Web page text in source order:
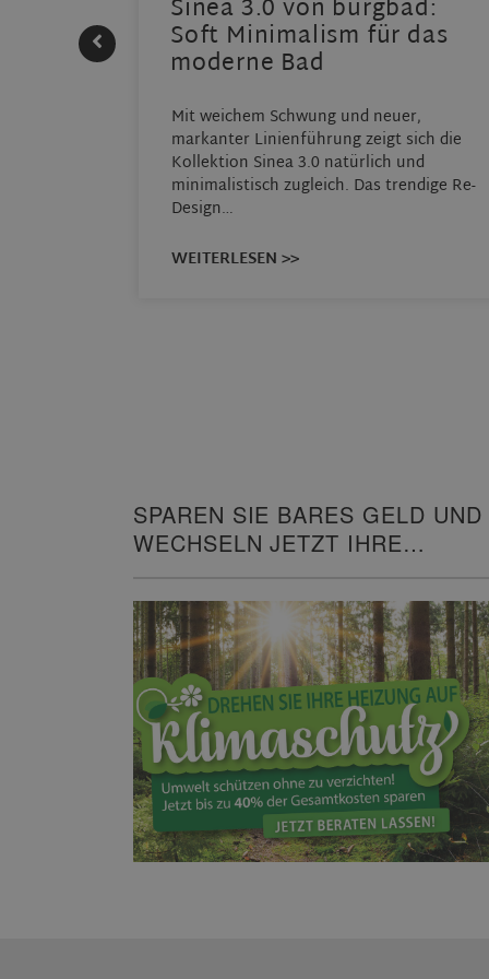
Sinea 3.0 von burgbad:
Soft Minimalism für das
moderne Bad
Mit weichem Schwung und neuer,
markanter Linienführung zeigt sich die
Kollektion Sinea 3.0 natürlich und
minimalistisch zugleich. Das trendige Re-
Design…
WEITERLESEN >>
SPAREN SIE BARES GELD UND
WECHSELN JETZT IHRE